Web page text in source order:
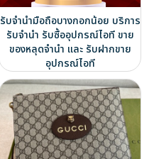
รับจำนำมือถือบางกอกน้อย บริการ
รับจำนำ รับซื้ออุปกรณ์ไอที ขาย
ของหลุดจำนำ และ รับฝากขาย
อุปกรณ์ไอที